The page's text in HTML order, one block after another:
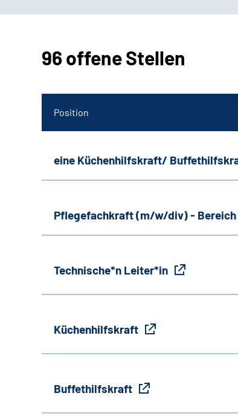
96 offene Stellen
Position
eine Küchenhilfskraft/
Pflegefachkraft (m/w/div) -
Technische*n Leiter*in
Küchenhilfskraft
Buffethilfskraft